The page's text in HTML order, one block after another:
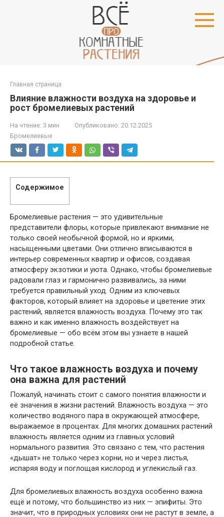
Главная страница
Влияние влажности воздуха на здоровье и
рост бромелиевых растений
На чтение: 3 мин Опубликовано: 20.12.2025
Бромелиевые
Содержимое
Бромелиевые растения — это удивительные
представители флоры, которые привлекают внимание не
только своей необычной формой, но и яркими,
насыщенными цветами. Они отлично вписываются в
интерьер современных квартир и офисов, создавая
атмосферу экзотики и уюта. Однако, чтобы бромелиевые
радовали глаз и гармонично развивались, за ними
требуется правильный уход. Одним из ключевых
факторов, который влияет на здоровье и цветение этих
растений, является влажность воздуха. Почему это так
важно и как именно влажность воздействует на
бромелиевые — обо всём этом вы узнаете в нашей
подробной статье.
Что такое влажность воздуха и почему
она важна для растений
Пожалуй, начинать стоит с самого понятия влажности и
её значения в жизни растений. Влажность воздуха — это
количество водяного пара в окружающей атмосфере,
выражаемое в процентах. Для многих домашних растений
влажность является одним из главных условий
нормального развития. Это связано с тем, что растения
«дышат» не только через корни, но и через листья,
испаряя воду и поглощая кислород и углекислый газ.
Для бромелиевых влажность воздуха особенно важна
ещё и потому, что большинство из них — эпифиты. Это
значит, что в природных условиях они не растут в земле, а